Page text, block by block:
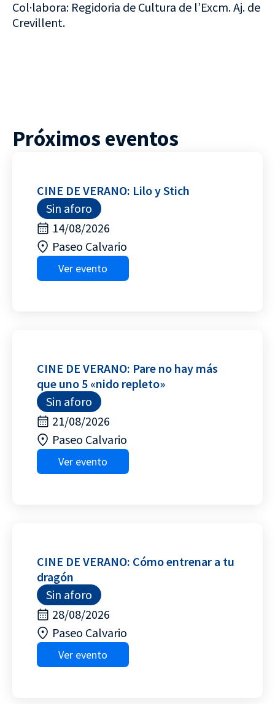
Col·labora: Regidoria de Cultura de l’Excm. Aj. de
Crevillent.
Próximos eventos
CINE DE VERANO: Lilo y Stich
Sin aforo
14/08/2026
Paseo Calvario
Ver evento
CINE DE VERANO: Pare no hay más
que uno 5 «nido repleto»
Sin aforo
21/08/2026
Paseo Calvario
Ver evento
CINE DE VERANO: Cómo entrenar a tu
dragón
Sin aforo
28/08/2026
Paseo Calvario
Ver evento